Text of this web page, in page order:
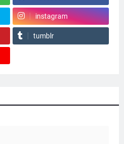
instagram
tumblr